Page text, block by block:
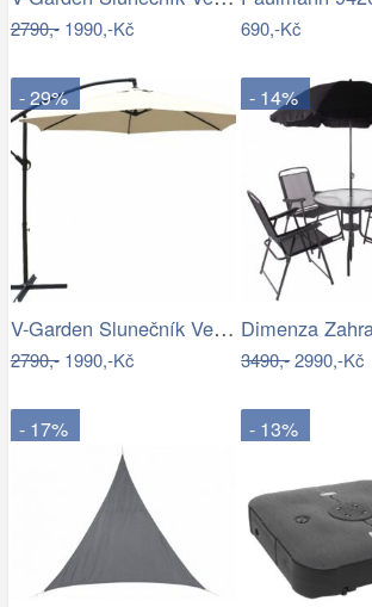
2790,-1990,-Kč 690,-Kč
- 29%
V-Garden Slunečník VeGA 300 - béžový
2790,-1990,-Kč
- 14%
3490,-2990,-Kč
- 17% - 13%